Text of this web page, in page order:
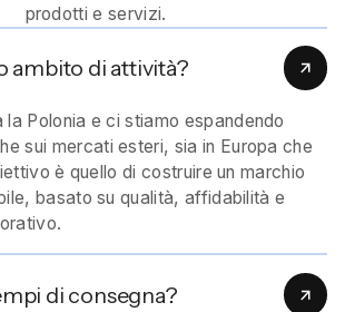
prodotti e servizi.
ambito di attività?
la Polonia e ci stiamo espandendo
sui mercati esteri, sia in Europa che
è quello di costruire un marchio
basato su qualità, affidabilità e
di consegna?